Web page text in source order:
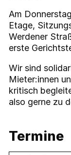
Am
Etage,
Werdener
erste
Wir sind
Mieter:innen
kritisch
also gerne zu
Termine